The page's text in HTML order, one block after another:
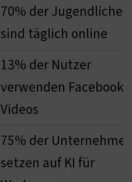
70% der Jugendlichen
sind täglich online
13% der Nutzer
verwenden Facebook
Videos
75% der
setzen auf KI für